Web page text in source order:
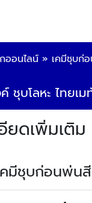
ออนไลน์ » เคมีชุบก่
ชุบโลหะ ไทยเม
ยดเพิ่มเติม
มีชุบก่อนพ่นสี